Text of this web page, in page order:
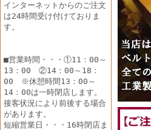
インターネットからのご注文
は24時間受け付けておりま
す。
■営業時間・・・①11：00～
13：00 ②14：00～18：
00 ※休憩時間13：00～
14：00は一時閉店します。
接客状況により前後する場合
があります。
短縮営業日・・・16時閉店ま